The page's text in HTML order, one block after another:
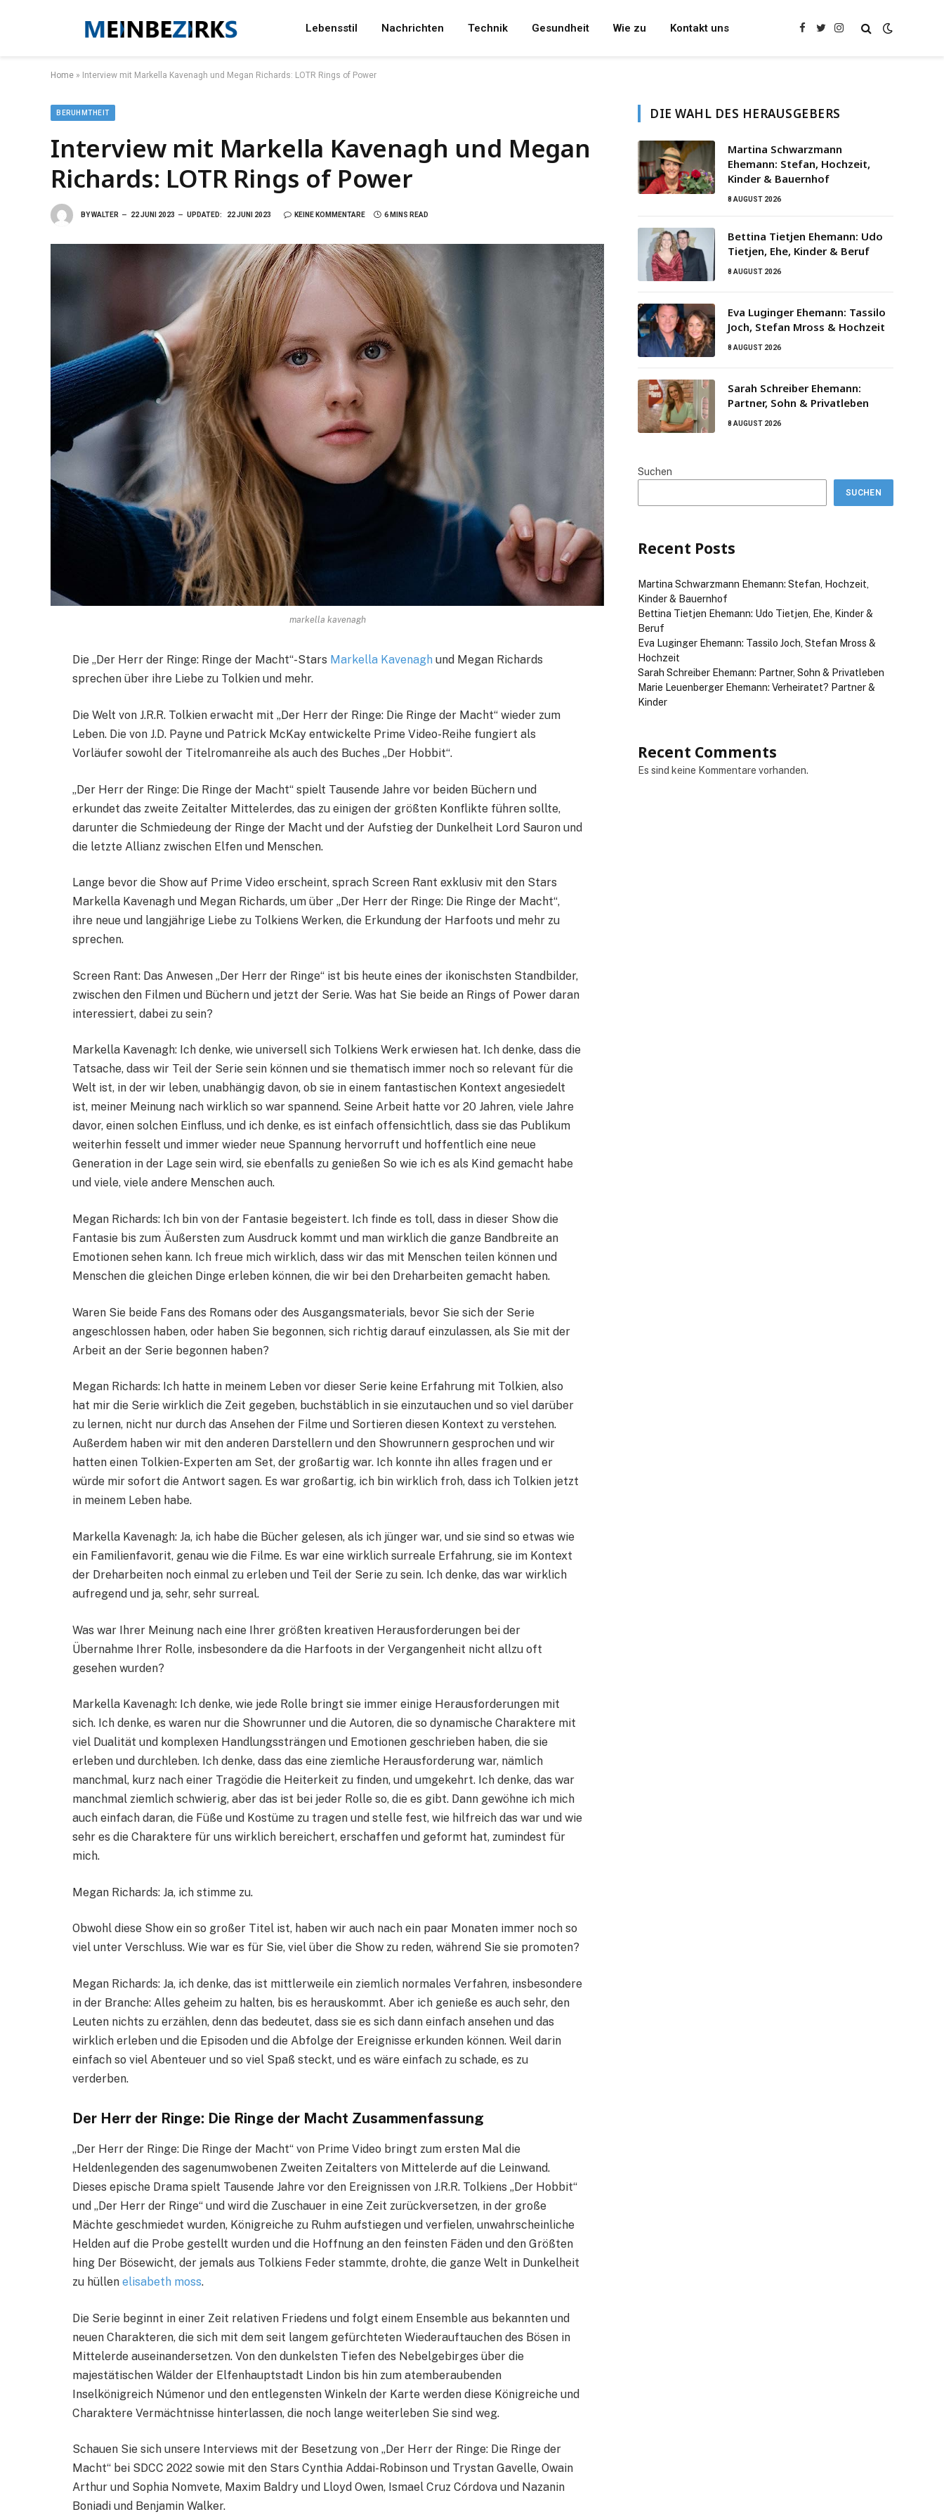
Lebensstil Nachrichten Technik Gesundheit Wie zu Kontakt uns Facebook
TwitterInstagram
Home » Interview mit Markella Kavenagh und Megan Richards: LOTR Rings of Power
BERUHMTHEIT
Interview mit Markella Kavenagh und Megan
Richards: LOTR Rings of Power
BYWALTER 22 JUNI 2023 UPDATED: 22 JUNI 2023 KEINE KOMMENTARE 6 MINS READ
markella kavenagh
Die „Der Herr der Ringe: Ringe der Macht“-Stars Markella Kavenagh und Megan Richards
sprechen über ihre Liebe zu Tolkien und mehr.
Die Welt von J.R.R. Tolkien erwacht mit „Der Herr der Ringe: Die Ringe der Macht“ wieder zum
Leben. Die von J.D. Payne und Patrick McKay entwickelte Prime Video-Reihe fungiert als
Vorläufer sowohl der Titelromanreihe als auch des Buches „Der Hobbit“.
„Der Herr der Ringe: Die Ringe der Macht“ spielt Tausende Jahre vor beiden Büchern und
erkundet das zweite Zeitalter Mittelerdes, das zu einigen der größten Konflikte führen sollte,
darunter die Schmiedeung der Ringe der Macht und der Aufstieg der Dunkelheit Lord Sauron und
die letzte Allianz zwischen Elfen und Menschen.
Lange bevor die Show auf Prime Video erscheint, sprach Screen Rant exklusiv mit den Stars
Markella Kavenagh und Megan Richards, um über „Der Herr der Ringe: Die Ringe der Macht“,
ihre neue und langjährige Liebe zu Tolkiens Werken, die Erkundung der Harfoots und mehr zu
sprechen.
Screen Rant: Das Anwesen „Der Herr der Ringe“ ist bis heute eines der ikonischsten Standbilder,
zwischen den Filmen und Büchern und jetzt der Serie. Was hat Sie beide an Rings of Power daran
interessiert, dabei zu sein?
Markella Kavenagh: Ich denke, wie universell sich Tolkiens Werk erwiesen hat. Ich denke, dass die
Tatsache, dass wir Teil der Serie sein können und sie thematisch immer noch so relevant für die
Welt ist, in der wir leben, unabhängig davon, ob sie in einem fantastischen Kontext angesiedelt
ist, meiner Meinung nach wirklich so war spannend. Seine Arbeit hatte vor 20 Jahren, viele Jahre
davor, einen solchen Einfluss, und ich denke, es ist einfach offensichtlich, dass sie das Publikum
weiterhin fesselt und immer wieder neue Spannung hervorruft und hoffentlich eine neue
Generation in der Lage sein wird, sie ebenfalls zu genießen So wie ich es als Kind gemacht habe
und viele, viele andere Menschen auch.
Megan Richards: Ich bin von der Fantasie begeistert. Ich finde es toll, dass in dieser Show die
Fantasie bis zum Äußersten zum Ausdruck kommt und man wirklich die ganze Bandbreite an
Emotionen sehen kann. Ich freue mich wirklich, dass wir das mit Menschen teilen können und
Menschen die gleichen Dinge erleben können, die wir bei den Dreharbeiten gemacht haben.
Waren Sie beide Fans des Romans oder des Ausgangsmaterials, bevor Sie sich der Serie
angeschlossen haben, oder haben Sie begonnen, sich richtig darauf einzulassen, als Sie mit der
Arbeit an der Serie begonnen haben?
Megan Richards: Ich hatte in meinem Leben vor dieser Serie keine Erfahrung mit Tolkien, also
hat mir die Serie wirklich die Zeit gegeben, buchstäblich in sie einzutauchen und so viel darüber
zu lernen, nicht nur durch das Ansehen der Filme und Sortieren diesen Kontext zu verstehen.
Außerdem haben wir mit den anderen Darstellern und den Showrunnern gesprochen und wir
hatten einen Tolkien-Experten am Set, der großartig war. Ich konnte ihn alles fragen und er
würde mir sofort die Antwort sagen. Es war großartig, ich bin wirklich froh, dass ich Tolkien jetzt
in meinem Leben habe.
Markella Kavenagh: Ja, ich habe die Bücher gelesen, als ich jünger war, und sie sind so etwas wie
ein Familienfavorit, genau wie die Filme. Es war eine wirklich surreale Erfahrung, sie im Kontext
der Dreharbeiten noch einmal zu erleben und Teil der Serie zu sein. Ich denke, das war wirklich
aufregend und ja, sehr, sehr surreal.
Was war Ihrer Meinung nach eine Ihrer größten kreativen Herausforderungen bei der
Übernahme Ihrer Rolle, insbesondere da die Harfoots in der Vergangenheit nicht allzu oft
gesehen wurden?
Markella Kavenagh: Ich denke, wie jede Rolle bringt sie immer einige Herausforderungen mit
sich. Ich denke, es waren nur die Showrunner und die Autoren, die so dynamische Charaktere mit
viel Dualität und komplexen Handlungssträngen und Emotionen geschrieben haben, die sie
erleben und durchleben. Ich denke, dass das eine ziemliche Herausforderung war, nämlich
manchmal, kurz nach einer Tragödie die Heiterkeit zu finden, und umgekehrt. Ich denke, das war
manchmal ziemlich schwierig, aber das ist bei jeder Rolle so, die es gibt. Dann gewöhne ich mich
auch einfach daran, die Füße und Kostüme zu tragen und stelle fest, wie hilfreich das war und wie
sehr es die Charaktere für uns wirklich bereichert, erschaffen und geformt hat, zumindest für
mich.
Megan Richards: Ja, ich stimme zu.
Obwohl diese Show ein so großer Titel ist, haben wir auch nach ein paar Monaten immer noch so
viel unter Verschluss. Wie war es für Sie, viel über die Show zu reden, während Sie sie promoten?
Megan Richards: Ja, ich denke, das ist mittlerweile ein ziemlich normales Verfahren, insbesondere
in der Branche: Alles geheim zu halten, bis es herauskommt. Aber ich genieße es auch sehr, den
Leuten nichts zu erzählen, denn das bedeutet, dass sie es sich dann einfach ansehen und das
wirklich erleben und die Episoden und die Abfolge der Ereignisse erkunden können. Weil darin
einfach so viel Abenteuer und so viel Spaß steckt, und es wäre einfach zu schade, es zu
verderben.
Der Herr der Ringe: Die Ringe der Macht Zusammenfassung
„Der Herr der Ringe: Die Ringe der Macht“ von Prime Video bringt zum ersten Mal die
Heldenlegenden des sagenumwobenen Zweiten Zeitalters von Mittelerde auf die Leinwand.
Dieses epische Drama spielt Tausende Jahre vor den Ereignissen von J.R.R. Tolkiens „Der Hobbit“
und „Der Herr der Ringe“ und wird die Zuschauer in eine Zeit zurückversetzen, in der große
Mächte geschmiedet wurden, Königreiche zu Ruhm aufstiegen und verfielen, unwahrscheinliche
Helden auf die Probe gestellt wurden und die Hoffnung an den feinsten Fäden und den Größten
hing Der Bösewicht, der jemals aus Tolkiens Feder stammte, drohte, die ganze Welt in Dunkelheit
zu hüllen elisabeth moss.
Die Serie beginnt in einer Zeit relativen Friedens und folgt einem Ensemble aus bekannten und
neuen Charakteren, die sich mit dem seit langem gefürchteten Wiederauftauchen des Bösen in
Mittelerde auseinandersetzen. Von den dunkelsten Tiefen des Nebelgebirges über die
majestätischen Wälder der Elfenhauptstadt Lindon bis hin zum atemberaubenden
Inselkönigreich Númenor und den entlegensten Winkeln der Karte werden diese Königreiche und
Charaktere Vermächtnisse hinterlassen, die noch lange weiterleben Sie sind weg.
Schauen Sie sich unsere Interviews mit der Besetzung von „Der Herr der Ringe: Die Ringe der
Macht“ bei SDCC 2022 sowie mit den Stars Cynthia Addai-Robinson und Trystan Gavelle, Owain
Arthur und Sophia Nomvete, Maxim Baldry und Lloyd Owen, Ismael Cruz Córdova und Nazanin
Boniadi und Benjamin Walker.
DIE WAHL DES HERAUSGEBERS
Martina Schwarzmann
Ehemann: Stefan, Hochzeit,
Kinder & Bauernhof
8 AUGUST 2026
Bettina Tietjen Ehemann: Udo
Tietjen, Ehe, Kinder & Beruf
8 AUGUST 2026
Eva Luginger Ehemann: Tassilo
Joch, Stefan Mross & Hochzeit
8 AUGUST 2026
Sarah Schreiber Ehemann:
Partner, Sohn & Privatleben
8 AUGUST 2026
Suchen
SUCHEN
Recent Posts
Martina Schwarzmann Ehemann: Stefan, Hochzeit,
Kinder & Bauernhof
Bettina Tietjen Ehemann: Udo Tietjen, Ehe, Kinder &
Beruf
Eva Luginger Ehemann: Tassilo Joch, Stefan Mross &
Hochzeit
Sarah Schreiber Ehemann: Partner, Sohn & Privatleben
Marie Leuenberger Ehemann: Verheiratet? Partner &
Kinder
Recent Comments
Es sind keine Kommentare vorhanden.